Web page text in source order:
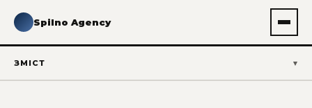
Spilno Agency
ЗМІСТ